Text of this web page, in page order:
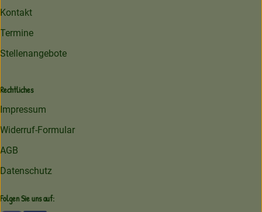
Kontakt
Termine
Stellenangebote
Rechtliches
Impressum
Widerruf-Formular
AGB
Datenschutz
Folgen Sie uns auf: